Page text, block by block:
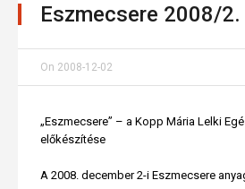
Eszmecsere 2008/2.
On 2008-12-02
„Eszmecsere” – a Kopp Mária Lelki
előkészítése
A 2008. december 2-i Eszmecsere